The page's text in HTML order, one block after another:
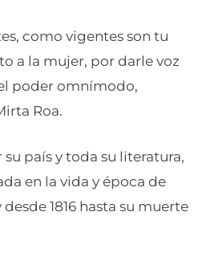
como vigentes son tu
a la mujer, por darle voz
poder omnímodo,
Roa.
país y toda su literatura,
en la vida y época de
1816 hasta su muerte